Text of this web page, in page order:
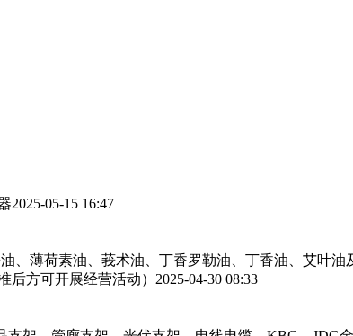
2025-05-15 16:47
、薄荷素油、莪术油、丁香罗勒油、丁香油、艾叶
方可开展经营活动） 2025-04-30 08:33